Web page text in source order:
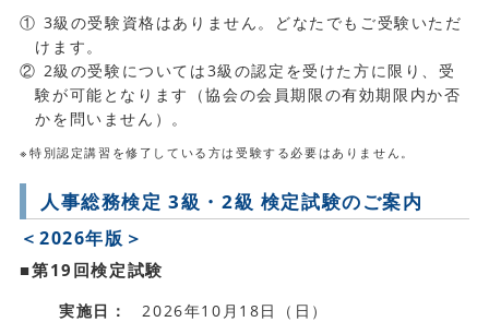
① 3級の受験資格はありません。どなたでもご受験いただ
けます。
② 2級の受験については3級の認定を受けた方に限り、受
験が可能となります（協会の会員期限の有効期限内か否
かを問いません）。
※特別認定講習を修了している方は受験する必要はありません。
人事総務検定 3級・2級 検定試験のご案内
＜2026年版＞
■第19回検定試験
実施日：
2026年10月18日（日）